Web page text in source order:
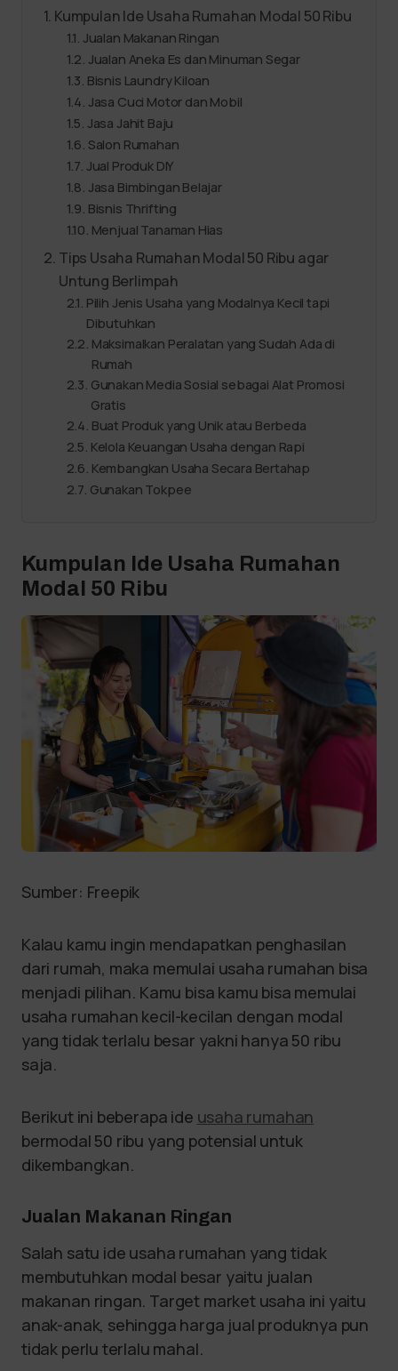
Kumpulan Ide Usaha Rumahan Modal 50 Ribu
Jualan Makanan Ringan
Jualan Aneka Es dan Minuman Segar
Bisnis Laundry Kiloan
Jasa Cuci Motor dan Mobil
Jasa Jahit Baju
Salon Rumahan
Jual Produk DIY
Jasa Bimbingan Belajar
Bisnis Thrifting
Menjual Tanaman Hias
Tips Usaha Rumahan Modal 50 Ribu agar
Untung Berlimpah
Pilih Jenis Usaha yang Modalnya Kecil tapi
Dibutuhkan
Maksimalkan Peralatan yang Sudah Ada di
Rumah
Gunakan Media Sosial sebagai Alat Promosi
Gratis
Buat Produk yang Unik atau Berbeda
Kelola Keuangan Usaha dengan Rapi
Kembangkan Usaha Secara Bertahap
Gunakan Tokpee
Kumpulan Ide Usaha Rumahan
Modal 50 Ribu
Sumber: Freepik
Kalau kamu ingin mendapatkan penghasilan
dari rumah, maka memulai usaha rumahan bisa
menjadi pilihan. Kamu bisa kamu bisa memulai
usaha rumahan kecil-kecilan dengan modal
yang tidak terlalu besar yakni hanya 50 ribu
saja.
Berikut ini beberapa ide usaha rumahan
bermodal 50 ribu yang potensial untuk
dikembangkan.
Jualan Makanan Ringan
Salah satu ide usaha rumahan yang tidak
membutuhkan modal besar yaitu jualan
makanan ringan. Target market usaha ini yaitu
anak-anak, sehingga harga jual produknya pun
tidak perlu terlalu mahal.